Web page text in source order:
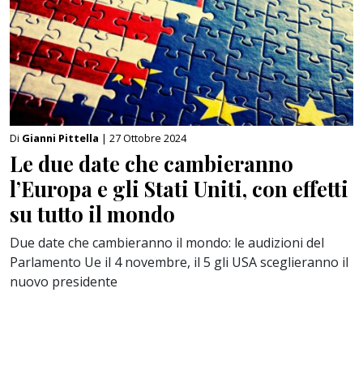
Di Gianni Pittella | 27 Ottobre 2024
Le due date che cambieranno
l’Europa e gli Stati Uniti, con effetti
su tutto il mondo
Due date che cambieranno il mondo: le audizioni del
Parlamento Ue il 4 novembre, il 5 gli USA sceglieranno il
nuovo presidente